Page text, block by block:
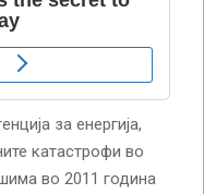
за енергија,
катастрофи во
во 2011 година